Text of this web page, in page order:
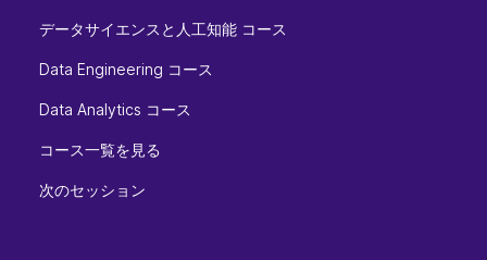
データサイエンスと人工知能 コース
Data Engineering コース
Data Analytics コース
コース一覧を見る
次のセッション